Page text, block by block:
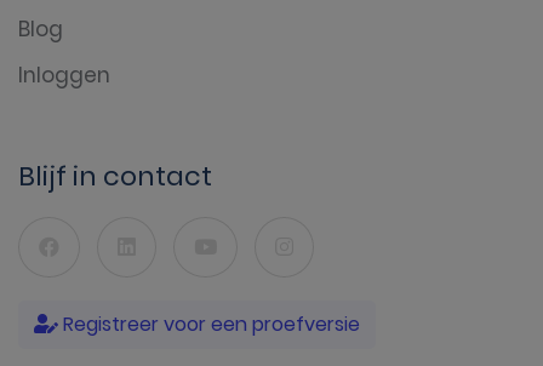
Blog
Inloggen
Blijf in contact
Registreer voor een proefversie